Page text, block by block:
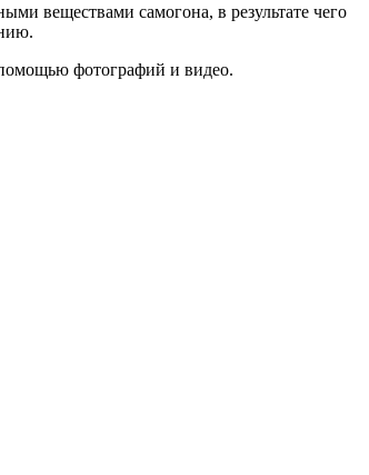
веществами самогона, в результате чего
фотографий и видео.